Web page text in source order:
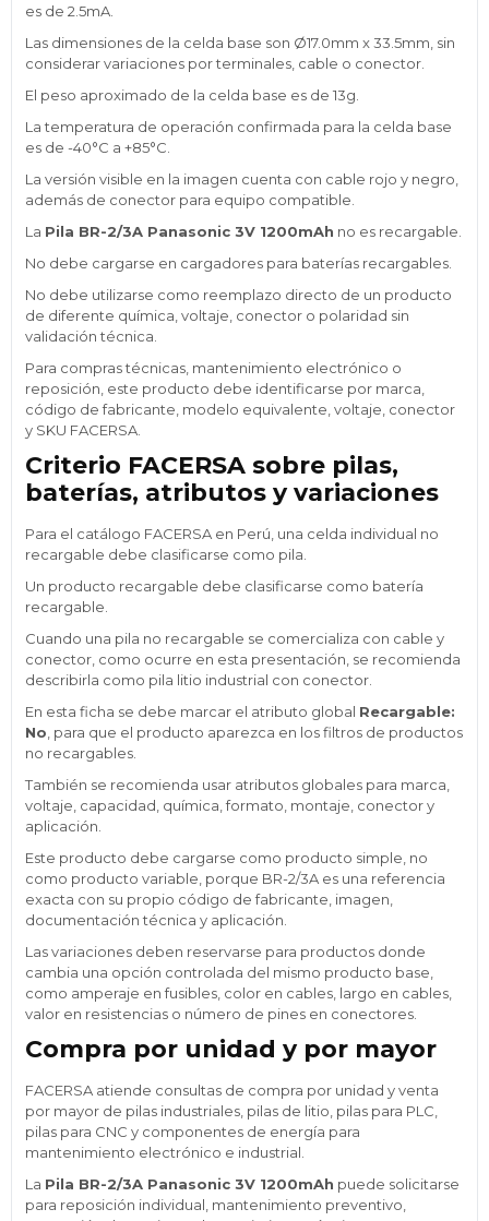
es de 2.5mA.
Las dimensiones de la celda base son Ø17.0mm x 33.5mm, sin
considerar variaciones por terminales, cable o conector.
El peso aproximado de la celda base es de 13g.
La temperatura de operación confirmada para la celda base
es de -40°C a +85°C.
La versión visible en la imagen cuenta con cable rojo y negro,
además de conector para equipo compatible.
La Pila BR-2/3A Panasonic 3V 1200mAh no es recargable.
No debe cargarse en cargadores para baterías recargables.
No debe utilizarse como reemplazo directo de un producto
de diferente química, voltaje, conector o polaridad sin
validación técnica.
Para compras técnicas, mantenimiento electrónico o
reposición, este producto debe identificarse por marca,
código de fabricante, modelo equivalente, voltaje, conector
y SKU FACERSA.
Criterio FACERSA sobre pilas,
baterías, atributos y variaciones
Para el catálogo FACERSA en Perú, una celda individual no
recargable debe clasificarse como pila.
Un producto recargable debe clasificarse como batería
recargable.
Cuando una pila no recargable se comercializa con cable y
conector, como ocurre en esta presentación, se recomienda
describirla como pila litio industrial con conector.
En esta ficha se debe marcar el atributo global Recargable:
No , para que el producto aparezca en los filtros de productos
no recargables.
También se recomienda usar atributos globales para marca,
voltaje, capacidad, química, formato, montaje, conector y
aplicación.
Este producto debe cargarse como producto simple, no
como producto variable, porque BR-2/3A es una referencia
exacta con su propio código de fabricante, imagen,
documentación técnica y aplicación.
Las variaciones deben reservarse para productos donde
cambia una opción controlada del mismo producto base,
como amperaje en fusibles, color en cables, largo en cables,
valor en resistencias o número de pines en conectores.
Compra por unidad y por mayor
FACERSA atiende consultas de compra por unidad y venta
por mayor de pilas industriales, pilas de litio, pilas para PLC,
pilas para CNC y componentes de energía para
mantenimiento electrónico e industrial.
La Pila BR-2/3A Panasonic 3V 1200mAh puede solicitarse
para reposición individual, mantenimiento preventivo,